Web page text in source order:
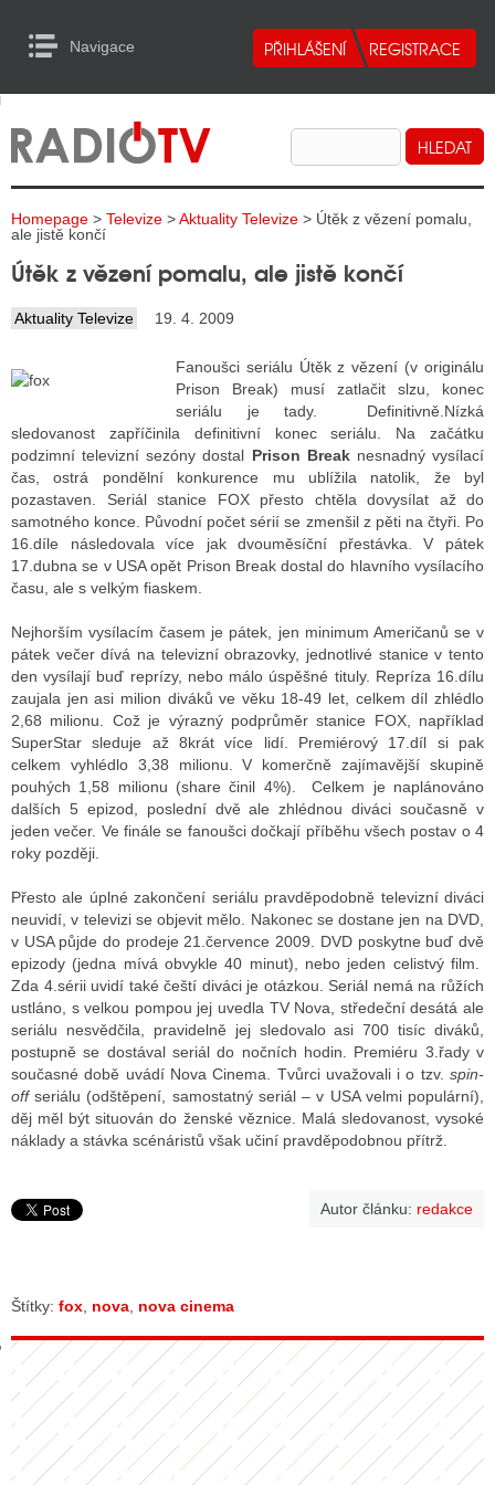
Navigace
RADIA
TELEVIZE
INTERNET
TISK
RÁDIÍ
VYSÍLAČE
TELEVIZE
VYSÍLAČE
INTERNET
RÁDIA
STRÁNKY RÁDIÍ
STRÁNKY TV
TISK
STÁT BLOGEREM
BLOGERA
to Content
Homepage > Televize >Aktuality Televize > Útěk z vězení pomalu,
ale jistě končí
Útěk z vězení pomalu, ale jistě končí
Aktuality Televize 19. 4. 2009
Fanoušci seriálu Útěk z vězení (v originálu
Prison Break) musí zatlačit slzu, konec
seriálu je tady. Definitivně. Nízká
sledovanost zapříčinila definitivní konec seriálu. Na začátku
podzimní televizní sezóny dostal Prison Breaknesnadný vysílací
čas, ostrá pondělní konkurence mu ublížila natolik, že byl
pozastaven. Seriál stanice FOX přesto chtěla dovysílat až do
samotného konce. Původní počet sérií se zmenšil z pěti na čtyři. Po
16.díle následovala více jak dvouměsíční přestávka. V pátek
17.dubna se v USA opět Prison Break dostal do hlavního vysílacího
času, ale s velkým fiaskem.
Nejhorším vysílacím časem je pátek, jen minimum Američanů se v
pátek večer dívá na televizní obrazovky, jednotlivé stanice v tento
den vysílají buď reprízy, nebo málo úspěšné tituly. Repríza 16.dílu
zaujala jen asi milion diváků ve věku 18-49 let, celkem díl zhlédlo
2,68 milionu. Což je výrazný podprůměr stanice FOX, například
SuperStar sleduje až 8krát více lidí. Premiérový 17.díl si pak
celkem vyhlédlo 3,38 milionu. V komerčně zajímavější skupině
pouhých 1,58 milionu (share činil 4%). Celkem je naplánováno
dalších 5 epizod, poslední dvě ale zhlédnou diváci současně v
jeden večer. Ve finále se fanoušci dočkají příběhu všech postav o 4
roky později.
Přesto ale úplné zakončení seriálu pravděpodobně televizní diváci
neuvidí, v televizi se objevit mělo. Nakonec se dostane jen na DVD,
v USA půjde do prodeje 21.července 2009. DVD poskytne buď dvě
epizody (jedna mívá obvykle 40 minut), nebo jeden celistvý film.
Zda 4.sérii uvidí také čeští diváci je otázkou. Seriál nemá na růžích
ustláno, s velkou pompou jej uvedla TV Nova, středeční desátá ale
seriálu nesvědčila, pravidelně jej sledovalo asi 700 tisíc diváků,
postupně se dostával seriál do nočních hodin. Premiéru 3.řady v
současné době uvádí Nova Cinema. Tvůrci uvažovali i o tzv. spin-
offseriálu (odštěpení, samostatný seriál – v USA velmi populární),
děj měl být situován do ženské věznice. Malá sledovanost, vysoké
náklady a stávka scénáristů však učiní pravděpodobnou přítrž.
Autor článku: redakce
Štítky: fox nova nova cinema